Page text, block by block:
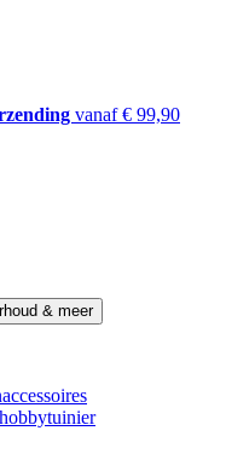
vanaf € 99,90